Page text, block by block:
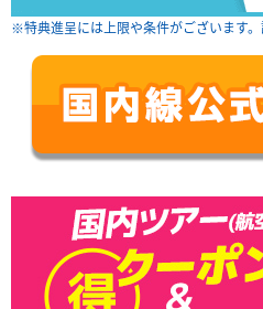
※特典進呈には上限や条件がございます。